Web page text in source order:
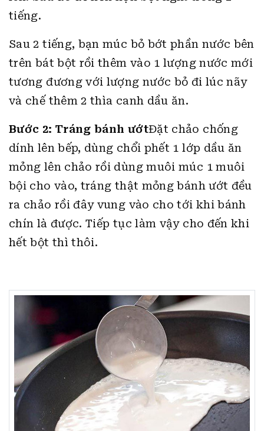
tiếng.
Sau 2 tiếng, bạn múc bỏ bớt phần nước bên
trên bát bột rồi thêm vào 1 lượng nước mới
tương đương với lượng nước bỏ đi lúc nãy
và chế thêm 2 thìa canh dầu ăn.
Bước 2: Tráng bánh ướtĐặt chảo chống
dính lên bếp, dùng chổi phết 1 lớp dầu ăn
mỏng lên chảo rồi dùng muôi múc 1 muôi
bội cho vào, tráng thật mỏng bánh ướt đều
ra chảo rồi đây vung vào cho tới khi bánh
chín là được. Tiếp tục làm vậy cho đến khi
hết bột thì thôi.